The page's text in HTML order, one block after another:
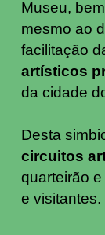
Museu,
mesmo ao
facilitação
artísticos
da cidade
Desta
circuitos
quarteirão
e visitantes.